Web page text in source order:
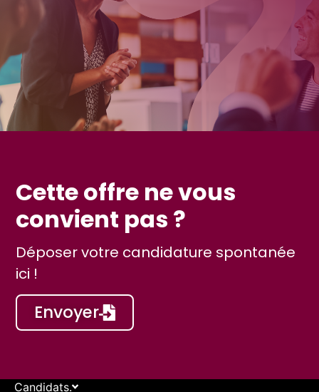
Cette offre ne vous
convient pas ?
Déposer votre candidature spontanée
ici !
Envoyer
Candidats.